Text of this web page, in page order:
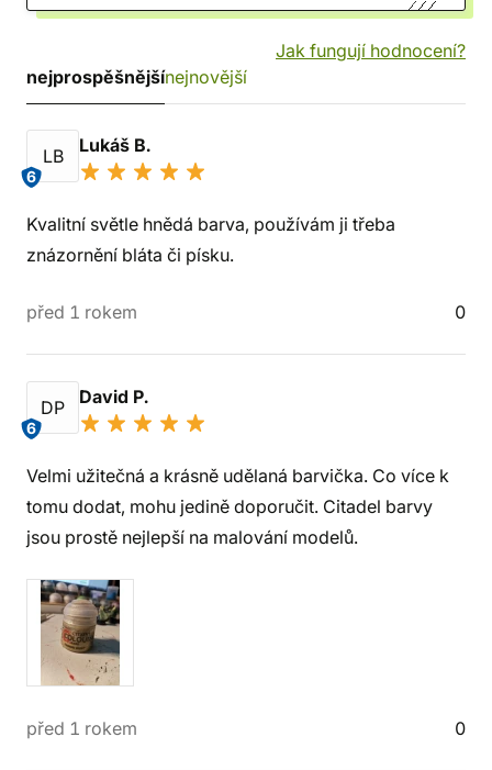
Jak fungují hodnocení?
nejprospěšnějšínejnovější
LB
6
Lukáš B.
Kvalitní světle hnědá barva, používám ji třeba
znázornění bláta či písku.
před 1 rokem 0
DP
6
David P.
Velmi užitečná a krásně udělaná barvička. Co více k
tomu dodat, mohu jedině doporučit. Citadel barvy
jsou prostě nejlepší na malování modelů.
před 1 rokem 0